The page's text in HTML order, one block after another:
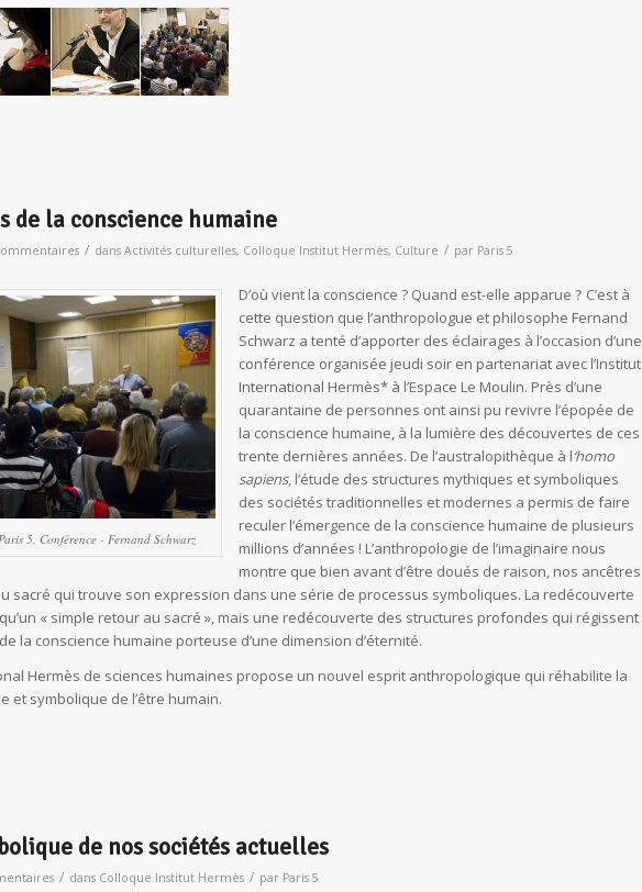
de la conscience humaine
/ dans Activités culturelles, Colloque Institut Hermès, Culture / par Paris 5
5, Conférence - Fernand Schwarz
D’où vient la conscience ? Quand est-elle apparue ? C’est à
cette question que l’anthropologue et philosophe Fernand
Schwarz a tenté d’apporter des éclairages à l’occasion d’une
conférence organisée jeudi soir en partenariat avec l’Institut
International Hermès* à l’Espace Le Moulin. Près d’une
quarantaine de personnes ont ainsi pu revivre l’épopée de
la conscience humaine, à la lumière des découvertes de ces
trente dernières années. De l’australopithèque à l‘homo
sapiens, l’étude des structures mythiques et symboliques
des sociétés traditionnelles et modernes a permis de faire
reculer l’émergence de la conscience humaine de plusieurs
millions d’années ! L’anthropologie de l’imaginaire nous
montre que bien avant d’être doués de raison, nos ancêtres
sacré qui trouve son expression dans une série de processus symboliques. La redécouverte
« simple retour au sacré », mais une redécouverte des structures profondes qui régissent
la conscience humaine porteuse d’une dimension d’éternité.
Hermès de sciences humaines propose un nouvel esprit anthropologique qui réhabilite la
et symbolique de l’être humain.
de nos sociétés actuelles
/ dans Colloque Institut Hermès / par Paris 5